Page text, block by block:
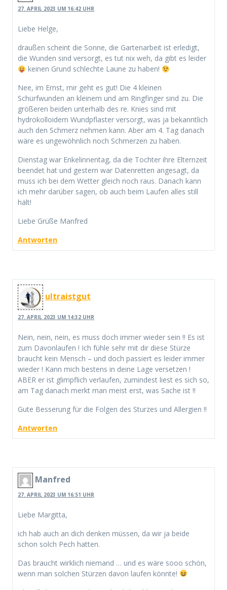
27. APRIL 2023 UM 16:42 UHR
Liebe Helge,
draußen scheint die Sonne, die Gartenarbeit ist erledigt,
die Wunden sind versorgt, es tut nix weh, da gibt es leider
keinen Grund schlechte Laune zu haben!
Nee, im Ernst, mir geht es gut! Die 4 kleinen
Schürfwunden an kleinem und am Ringfinger sind zu. Die
größeren beiden unterhalb des re. Knies sind mit
hydrokolloidem Wundpflaster versorgt, was ja bekanntlich
auch den Schmerz nehmen kann. Aber am 4. Tag danach
wäre es ungewöhnlich noch Schmerzen zu haben.
Dienstag war Enkelinnentag, da die Tochter ihre Elternzeit
beendet hat und gestern war Datenretten angesagt, da
muss ich bei dem Wetter gleich noch raus. Danach kann
ich mehr darüber sagen, ob auch beim Laufen alles still
hält!
Liebe Grüße Manfred
Antworten
ultraistgut
27. APRIL 2023 UM 14:32 UHR
Nein, nein, nein, es muss doch immer wieder sein !! Es ist
zum Davonlaufen ! Ich fühle sehr mit dir diese Stürze
braucht kein Mensch – und doch passiert es leider immer
wieder ! Kann mich bestens in deine Lage versetzen !
ABER er ist glimpflich verlaufen, zumindest liest es sich so,
am Tag danach merkt man meist erst, was Sache ist !!
Gute Besserung für die Folgen des Sturzes und Allergien !!
Antworten
Manfred
27. APRIL 2023 UM 16:51 UHR
Liebe Margitta,
ich hab auch an dich denken müssen, da wir ja beide
schon solch Pech hatten.
Das braucht wirklich niemand … und es wäre sooo schön,
wenn man solchen Stürzen davon laufen könnte!